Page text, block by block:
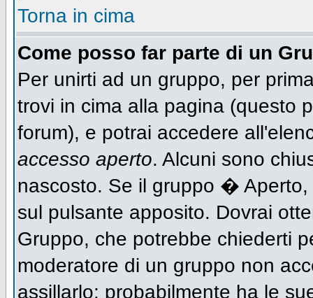
Torna in cima
Come posso far parte di un
Per unirti ad un gruppo, per
trovi in cima alla pagina (questo
forum), e potrai accedere
accesso aperto. Alcuni sono
nascosto. Se il gruppo �
sul pulsante apposito. Dovrai
Gruppo, che potrebbe chiederti
moderatore di un gruppo non
assillarlo; probabilmente ha le